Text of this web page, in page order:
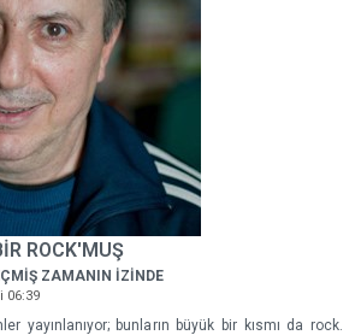
ROCK'MUŞ
ZAMANIN İZİNDE
06:39
yayınlanıyor; bunların büyük bir kısmı da rock.